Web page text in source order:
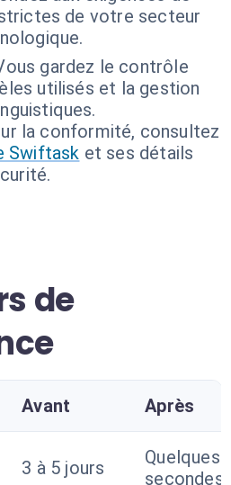
de votre secteur
gardez le contrôle
utilisés et la gestion
la conformité, consultez
Swiftask et ses détails
de
Avant Après
3 à 5 jours
Quelques
secondes